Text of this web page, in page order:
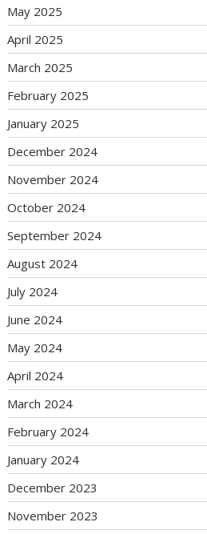
May 2025
April 2025
March 2025
February 2025
January 2025
December 2024
November 2024
October 2024
September 2024
August 2024
July 2024
June 2024
May 2024
April 2024
March 2024
February 2024
January 2024
December 2023
November 2023